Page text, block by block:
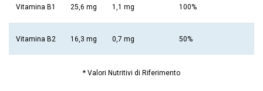
Vitamina B1 25,6 mg 1,1 mg 100%
Vitamina B2 16,3 mg 0,7 mg 50%
* Valori Nutritivi di Riferimento